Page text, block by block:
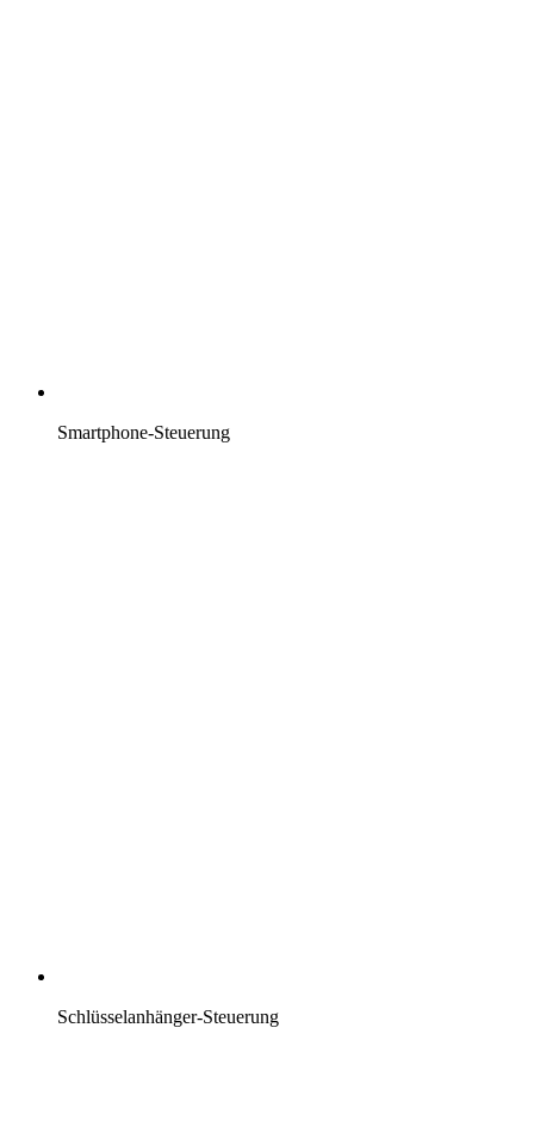
Smartphone-Steuerung
Schlüsselanhänger-Steuerung